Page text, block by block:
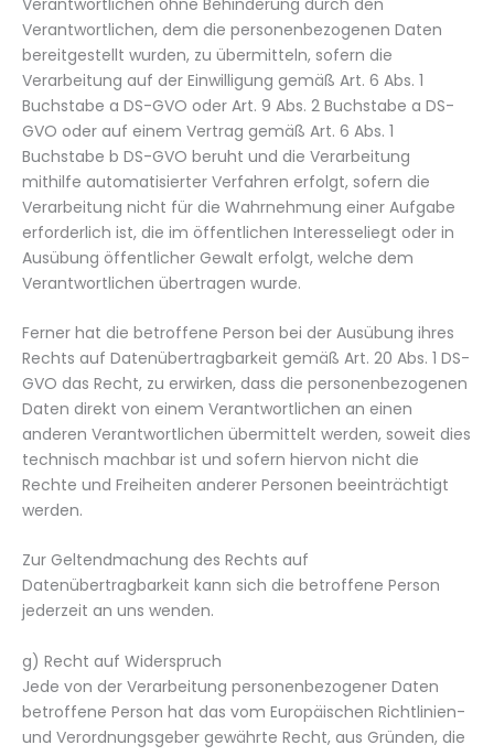
Verantwortlichen, dem die personenbezogenen Daten
bereitgestellt wurden, zu übermitteln, sofern die
Verarbeitung auf der Einwilligung gemäß Art. 6 Abs. 1
Buchstabe a DS-GVO oder Art. 9 Abs. 2 Buchstabe a DS-
GVO oder auf einem Vertrag gemäß Art. 6 Abs. 1
Buchstabe b DS-GVO beruht und die Verarbeitung
mithilfe automatisierter Verfahren erfolgt, sofern die
Verarbeitung nicht für die Wahrnehmung einer Aufgabe
erforderlich ist, die im öffentlichen Interesseliegt oder in
Ausübung öffentlicher Gewalt erfolgt, welche dem
Verantwortlichen übertragen wurde.
Ferner hat die betroffene Person bei der Ausübung ihres
Rechts auf Datenübertragbarkeit gemäß Art. 20 Abs. 1 DS-
GVO das Recht, zu erwirken, dass die personenbezogenen
Daten direkt von einem Verantwortlichen an einen
anderen Verantwortlichen übermittelt werden, soweit dies
technisch machbar ist und sofern hiervon nicht die
Rechte und Freiheiten anderer Personen beeinträchtigt
werden.
Zur Geltendmachung des Rechts auf
Datenübertragbarkeit kann sich die betroffene Person
jederzeit an uns wenden.
g) Recht auf Widerspruch
Jede von der Verarbeitung personenbezogener Daten
betroffene Person hat das vom Europäischen Richtlinien-
und Verordnungsgeber gewährte Recht, aus Gründen, die